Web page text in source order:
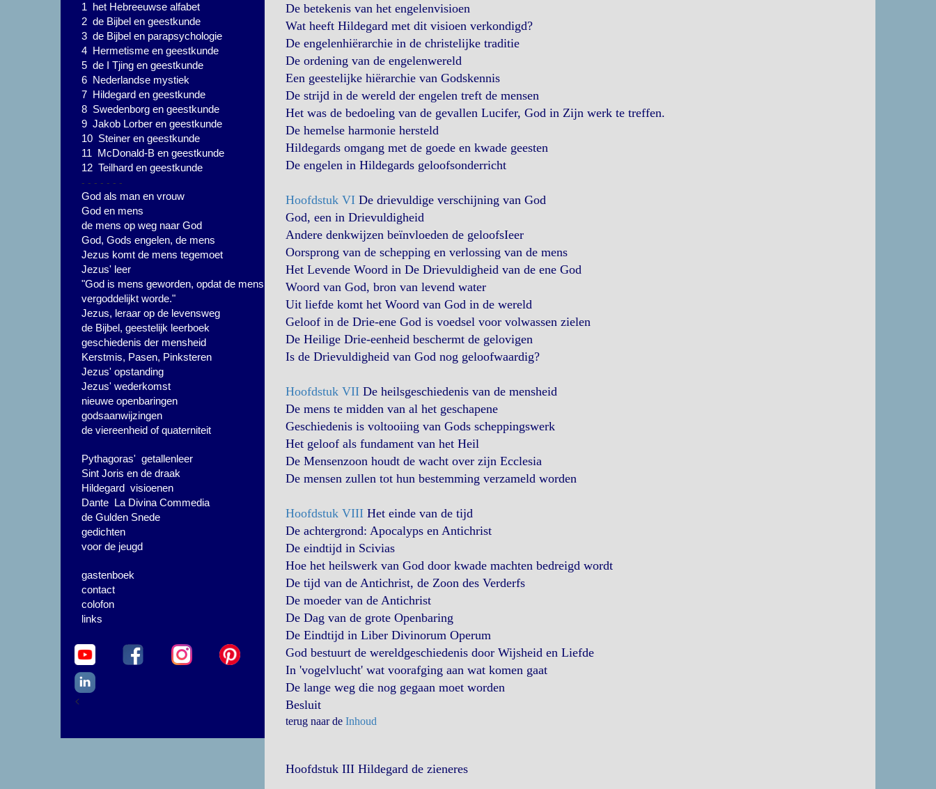
1 het Hebreeuwse alfabet
2 de Bijbel en geestkunde
3 de Bijbel en parapsychologie
4 Hermetisme en geestkunde
5 de I Tjing en geestkunde
6 Nederlandse mystiek
7 Hildegard en geestkunde
8 Swedenborg en geestkunde
9 Jakob Lorber en geestkunde
10 Steiner en geestkunde
11 McDonald-B en geestkunde
12 Teilhard en geestkunde
- - - - - - -
God als man en vrouw
God en mens
de mens op weg naar God
God, Gods engelen, de mens
Jezus komt de mens tegemoet
Jezus' leer
"God is mens geworden, opdat de mens
vergoddelijkt worde."
Jezus, leraar op de levensweg
de Bijbel, geestelijk leerboek
geschiedenis der mensheid
Kerstmis, Pasen, Pinksteren
Jezus' opstanding
Jezus' wederkomst
nieuwe openbaringen
godsaanwijzingen
de viereenheid of quaterniteit
Pythagoras' getallenleer
Sint Joris en de draak
Hildegard visioenen
Dante La Divina Commedia
de Gulden Snede
gedichten
voor de jeugd
gastenboek
contact
colofon
links
<
De betekenis van het engelenvisioen
Wat heeft Hildegard met dit visioen verkondigd?
De engelenhiërarchie in de christelijke traditie
De ordening van de engelenwereld
Een geestelijke hiërarchie van Godskennis
De strijd in de wereld der engelen treft de mensen
Het was de bedoeling van de gevallen Lucifer, God in Zijn werk te treffen.
De hemelse harmonie hersteld
Hildegards omgang met de goede en kwade geesten
De engelen in Hildegards geloofsonderricht
Hoofdstuk VIDe drievuldige verschijning van God
God, een in Drievuldigheid
Andere denkwijzen beïnvloeden de geloofsIeer
Oorsprong van de schepping en verlossing van de mens
Het Levende Woord in De Drievuldigheid van de ene God
Woord van God, bron van levend water
Uit liefde komt het Woord van God in de wereld
Geloof in de Drie-ene God is voedsel voor volwassen zielen
De Heilige Drie-eenheid beschermt de gelovigen
Is de Drievuldigheid van God nog geloofwaardig?
Hoofdstuk VIIDe heilsgeschiedenis van de mensheid
De mens te midden van al het geschapene
Geschiedenis is voltooiing van Gods scheppingswerk
Het geloof als fundament van het Heil
De Mensenzoon houdt de wacht over zijn Ecclesia
De mensen zullen tot hun bestemming verzameld worden
Hoofdstuk VIIIHet einde van de tijd
De achtergrond: Apocalyps en Antichrist
De eindtijd in Scivias
Hoe het heilswerk van God door kwade machten bedreigd wordt
De tijd van de Antichrist, de Zoon des Verderfs
De moeder van de Antichrist
De Dag van de grote Openbaring
De Eindtijd in Liber Divinorum Operum
God bestuurt de wereldgeschiedenis door Wijsheid en Liefde
In 'vogelvlucht' wat voorafging aan wat komen gaat
De lange weg die nog gegaan moet worden
Besluit
terug naar de Inhoud
Hoofdstuk III Hildegard de zieneres